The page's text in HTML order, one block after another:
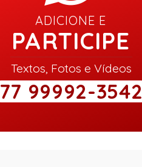
ADICIONE E
PARTICIPE
Textos, Fotos e Vídeos
77 99992-3542